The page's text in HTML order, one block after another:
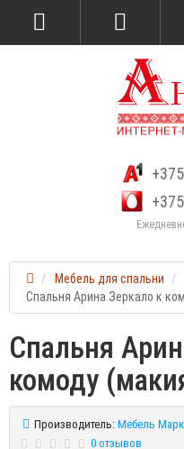
Мебель для спальни
Спальня Арина Зеркало к
Спальня
комоду
Производитель: Мебель
0 отзывов